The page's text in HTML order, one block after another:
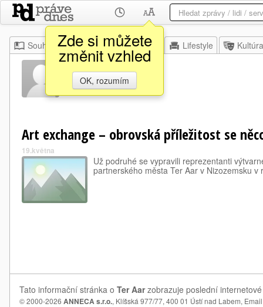
Zde si můžete
změnit vzhled
OK, rozumím
Souhrn Moje Z domova Lifestyle Kultúra
Ter Aar
Art exchange – obrovská příležitost se
19.května
Už podruhé se vypravili reprezentanti
partnerského města Ter Aar v Nizozemsku
Tato informační stránka o Ter Aarzobrazuje poslední
© 2000-2026 ANNECA s.r.o., Klíšská 977/77, 400 01 Ústí nad Labem,